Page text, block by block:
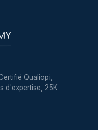
Qualiopi,
d'expertise, 25K